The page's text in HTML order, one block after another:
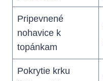
Pripevnené
nohavice k
topánkam
Pokrytie krku